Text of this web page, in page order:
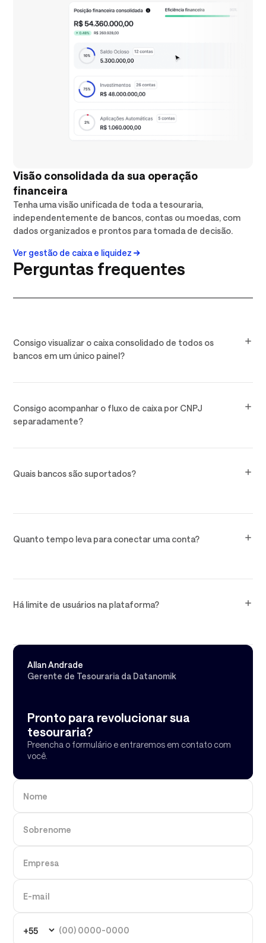
Visão consolidada da sua operação
financeira
Tenha uma visão unificada de toda a tesouraria,
independentemente de bancos, contas ou moedas, com
dados organizados e prontos para tomada de decisão.
Ver gestão de caixa e liquidez
Perguntas frequentes
Consigo visualizar o caixa consolidado de todos os
bancos em um único painel?
Consigo acompanhar o fluxo de caixa por CNPJ
separadamente?
Quais bancos são suportados?
Quanto tempo leva para conectar uma conta?
Há limite de usuários na plataforma?
Pronto para revolucionar sua
tesouraria?
Preencha o formulário e entraremos em contato com
você.
Allan Andrade
Gerente de Tesouraria da Datanomik